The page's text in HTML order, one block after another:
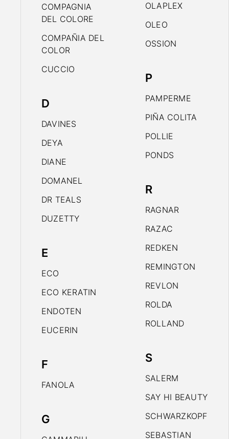
COMPAGNIA
DEL COLORE
COMPAÑIA DEL
COLOR
CUCCIO
D
DAVINES
DEYA
DIANE
DOMANEL
DR TEALS
DUZETTY
E
ECO
ECO KERATIN
ENDOTEN
EUCERIN
F
FANOLA
G
OLAPLEX
OLEO
OSSION
P
PAMPERME
PIÑA COLITA
POLLIE
PONDS
R
RAGNAR
RAZAC
REDKEN
REMINGTON
REVLON
ROLDA
ROLLAND
S
SALERM
SAY HI BEAUTY
SCHWARZKOPF
SEBASTIAN